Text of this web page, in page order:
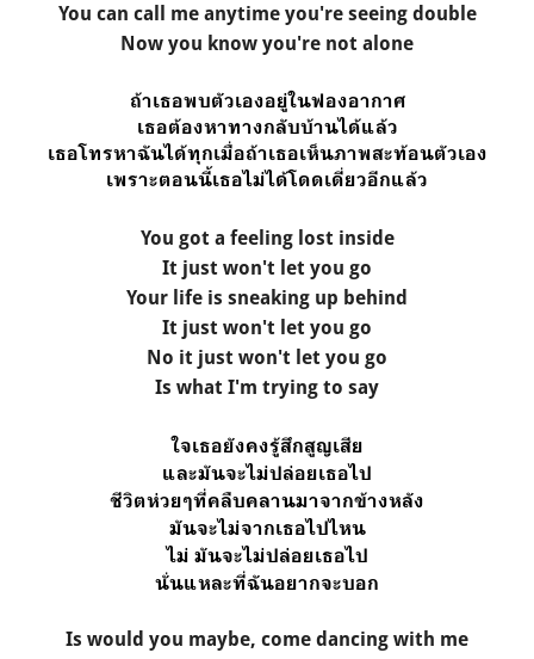
You can call me anytime you're seeing double
Now you know you're not alone
ถ้าเธอพบตัวเองอยู่ในฟองอากาศ
เธอต้องหาทางกลับบ้านได้แล้ว
เธอโทรหาฉันได้ทุกเมื่อถ้าเธอเห็นภาพสะท้อนตัวเอง
เพราะตอนนี้เธอไม่ได้โดดเดี่ยวอีกแล้ว
You got a feeling lost inside
It just won't let you go
Your life is sneaking up behind
It just won't let you go
No it just won't let you go
Is what I'm trying to say
ใจเธอยังคงรู้สึกสูญเสีย
และมันจะไม่ปล่อยเธอไป
ชีวิตห่วยๆที่คลืบคลานมาจากข้างหลัง
มันจะไม่จากเธอไปไหน
ไม่ มันจะไม่ปล่อยเธอไป
นั่นแหละที่ฉันอยากจะบอก
Is would you maybe, come dancing with me